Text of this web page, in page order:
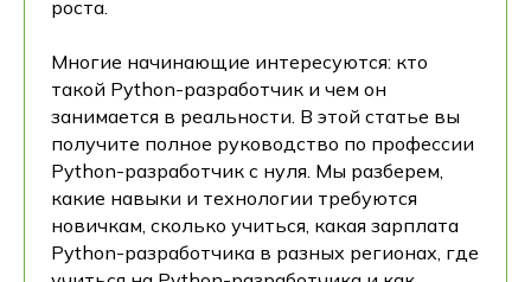
роста.
Многие начинающие интересуются: кто
такой Python-разработчик и чем он
занимается в реальности. В этой статье вы
получите полное руководство по профессии
Python-разработчик с нуля. Мы разберем,
какие навыки и технологии требуются
новичкам, сколько учиться, какая зарплата
Python-разработчика в разных регионах, где